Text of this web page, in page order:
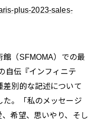
plus-2023-sales-
館（SFMOMA）での最
自伝『インフィニテ
差別的な記述について
た。「私のメッセージ
希望、思いやり、そし